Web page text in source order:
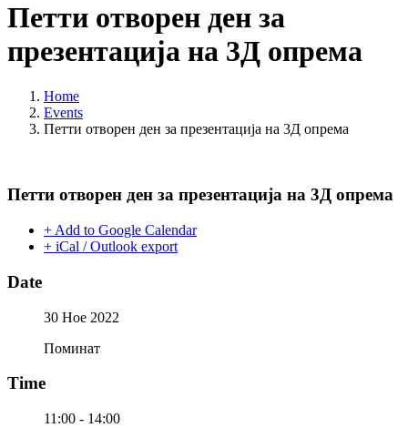
Петти отворен ден за
презентација на 3Д опрема
Home
Events
Петти отворен ден за презентација на 3Д опрема
Петти отворен ден за презентација на 3Д опрема
+ Add to Google Calendar
+ iCal / Outlook export
Date
30 Ное 2022
Поминат
Time
11:00 - 14:00